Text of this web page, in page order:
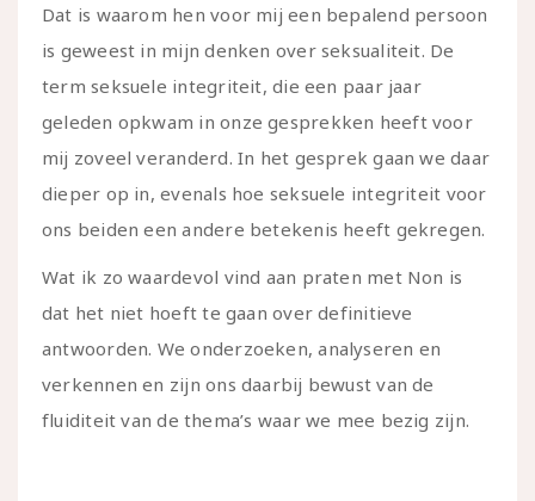
Dat is waarom hen voor mij een bepalend persoon
is geweest in mijn denken over seksualiteit. De
term seksuele integriteit, die een paar jaar
geleden opkwam in onze gesprekken heeft voor
mij zoveel veranderd. In het gesprek gaan we daar
dieper op in, evenals hoe seksuele integriteit voor
ons beiden een andere betekenis heeft gekregen.
Wat ik zo waardevol vind aan praten met Non is
dat het niet hoeft te gaan over definitieve
antwoorden. We onderzoeken, analyseren en
verkennen en zijn ons daarbij bewust van de
fluiditeit van de thema’s waar we mee bezig zijn.